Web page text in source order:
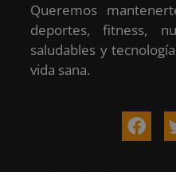
Queremos
deportes, fitness,
saludables y
vida sana.